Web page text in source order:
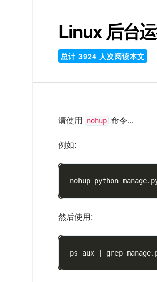
Linux 后台
总计 3924 人次阅读本文
请使用 nohup 命令...
例如:
nohup python
然后使用:
ps aux